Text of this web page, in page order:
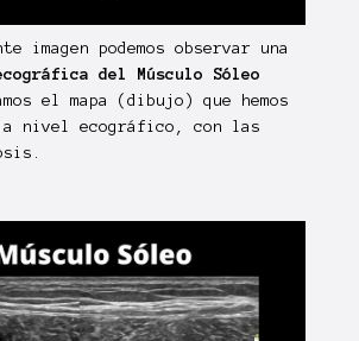
imagen podemos observar una
del Músculo Sóleo
el mapa (dibujo) que hemos
a nivel ecográfico, con las